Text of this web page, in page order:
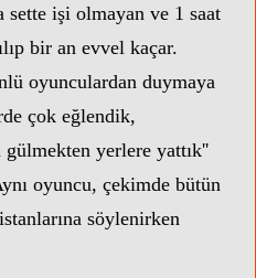
işi olmayan ve 1 saat
bir an evvel kaçar.
oyunculardan duymaya
çok eğlendik,
gülmekten yerlere yattık''
oyuncu, çekimde bütün
söylenirken